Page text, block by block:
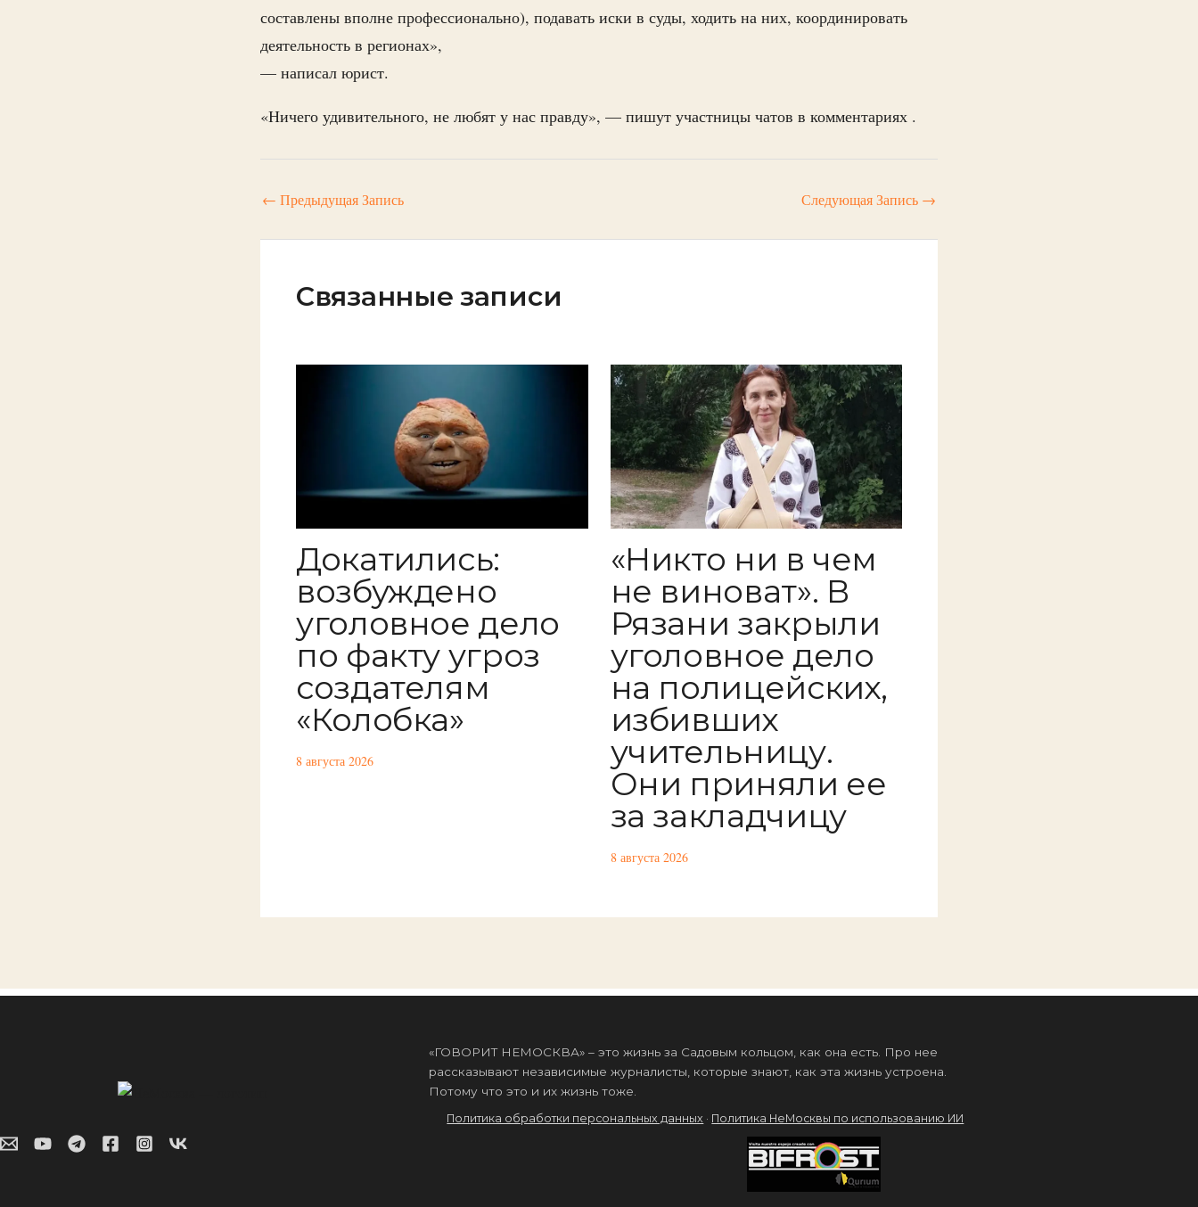
составлены вполне профессионально), подавать иски в суды, ходить на них, координировать
деятельность в регионах»,
— написал юрист.
«Ничего удивительного, не любят у нас правду», — пишут участницы чатов в комментариях .
← Предыдущая Запись Следующая Запись →
Связанные записи
Докатились:
возбуждено
уголовное дело
по факту угроз
создателям
«Колобка»
8 августа 2026
«Никто ни в чем
не виноват». В
Рязани закрыли
уголовное дело
на полицейских,
избивших
учительницу.
Они приняли ее
за закладчицу
8 августа 2026
«ГОВОРИТ НЕМОСКВА» – это жизнь за Садовым кольцом, как она есть. Про нее
рассказывают независимые журналисты, которые знают, как эта жизнь устроена.
Потому что это и их жизнь тоже.
Политика обработки персональных данных · Политика НеМосквы по использованию ИИ